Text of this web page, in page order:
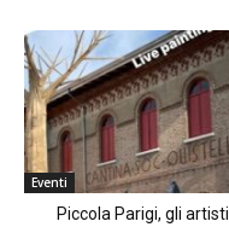
Eventi
Piccola Parigi, gli artisti